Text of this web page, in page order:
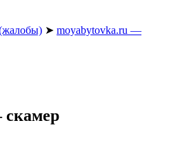
➤ moyabytovka.ru —